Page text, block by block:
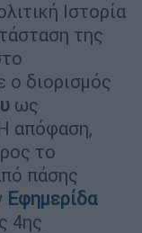
Ιστορία
της
ο διορισμός
ως
απόφαση,
το
πάσης
Εφημερίδα
4ης